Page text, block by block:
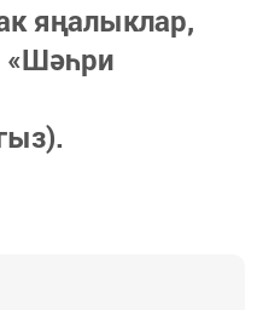
яңалыклар,
«Шәһри